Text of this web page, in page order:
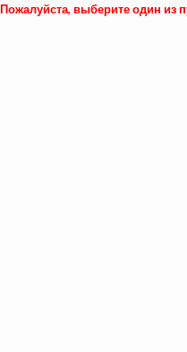
Пожалуйста, выберите один из